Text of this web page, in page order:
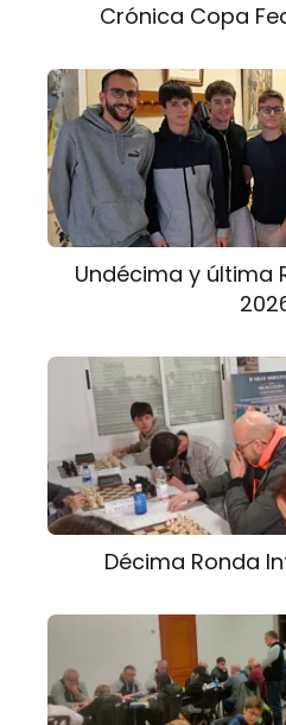
Crónica Copa
Undécima y última
Décima Ronda